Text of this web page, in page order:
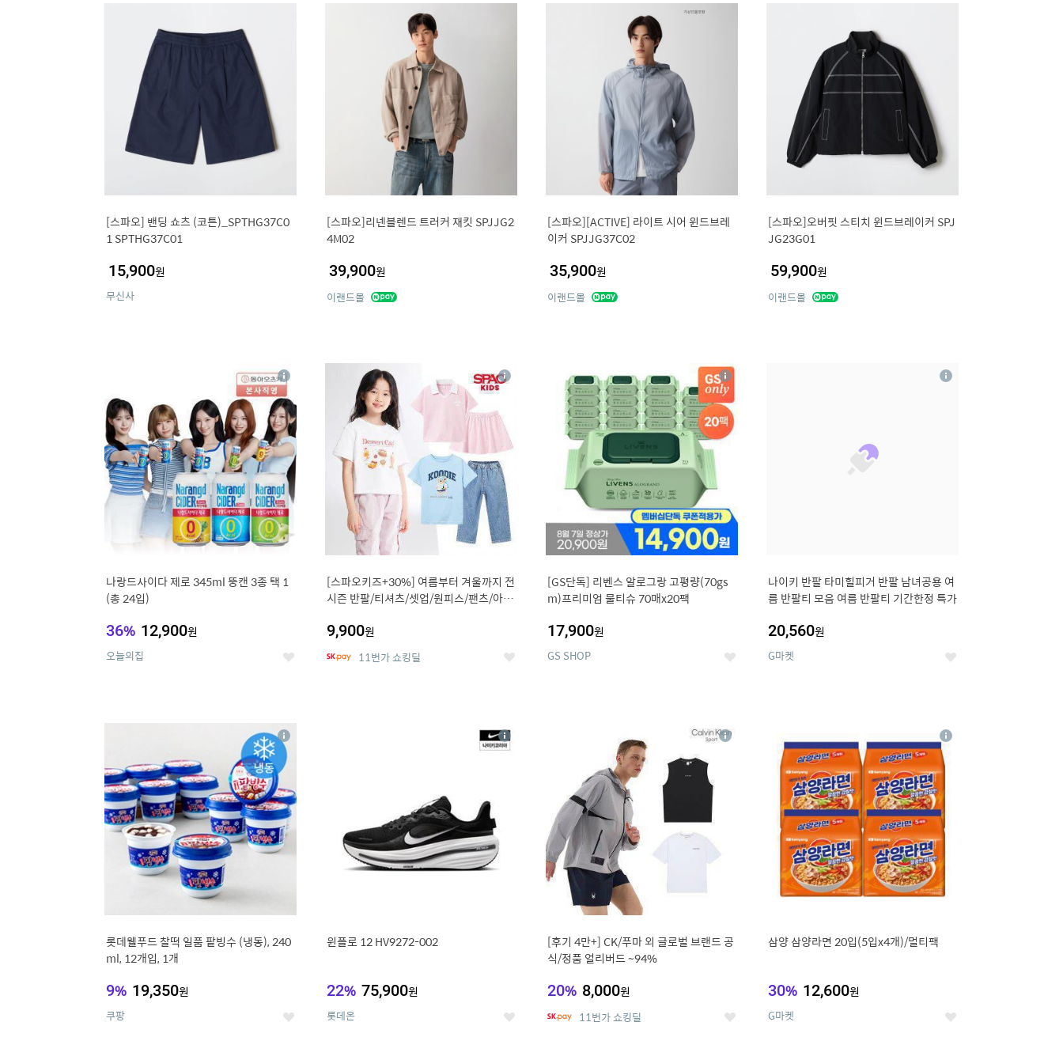
[스파오] 밴딩 쇼츠 (코튼)_SPTHG37C0
1 SPTHG37C01
15,900원
무신사
[스파오]리넨블렌드 트러커 재킷 SPJJG2
4M02
39,900원
이랜드몰
[스파오][ACTIVE] 라이트 시어 윈드브레
이커 SPJJG37C02
35,900원
이랜드몰
[스파오]오버핏 스티치 윈드브레이커 SPJ
JG23G01
59,900원
이랜드몰
나랑드사이다 제로 345ml 뚱캔 3종 택 1
(총 24입)
36% 12,900원
오늘의집 좋
상
세
10
[스파오키즈+30%] 여름부터 겨울까지 전
시즌 반팔/티셔츠/셋업/원피스/팬츠/아우
9,900원
11번가 쇼킹딜 좋
상
[GS단독] 리벤스 알로그랑 고평량(70gs
m)프리미엄 물티슈 70매x20팩
17,900원
GS SHOP 좋
상
세
나이키 반팔 타미힐피거 반팔 남녀공용 여
름 반팔티 모음 여름 반팔티 기간한정 특가
20,560원
G마켓 좋
상
롯데웰푸드 찰떡 일품 팥빙수 (냉동), 240
ml, 12개입, 1개
9% 19,350원
쿠팡 좋
상
세
윈플로 12 HV9272-002
22% 75,900원
롯데온 좋
상
세
[후기 4만+] CK/푸마 외 글로벌 브랜드 공
식/정품 얼리버드 ~94%
20% 8,000원
11번가 쇼킹딜 좋
상
삼양 삼양라면 20입(5입x4개)/멀티팩
30% 12,600원
G마켓 좋
상